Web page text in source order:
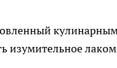
изумительное